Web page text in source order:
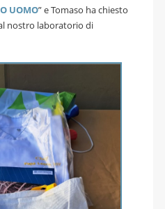
UOMO” e Tomaso ha chiesto
nostro laboratorio di